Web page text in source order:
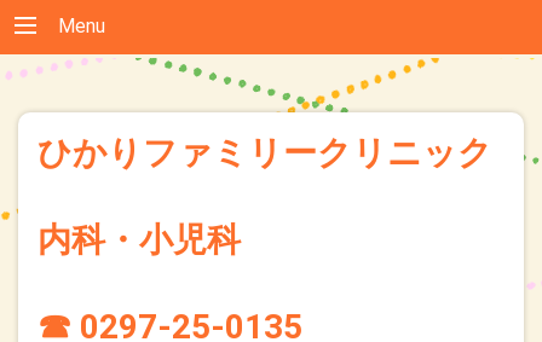
Menu
ひかりファミリークリニック
内科・小児科
☎ 0297-25-0135